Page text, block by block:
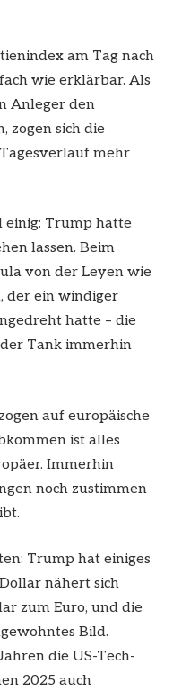
am Tag nach
wie erklärbar. Als
Anleger den
zogen sich die
mehr
einig: Trump hatte
lassen. Beim
von der Leyen wie
der ein windiger
hatte – die
Tank immerhin
auf europäische
ist alles
Immerhin
noch zustimmen
Trump hat einiges
nähert sich
zum Euro, und die
Bild.
die US-Tech-
2025 auch